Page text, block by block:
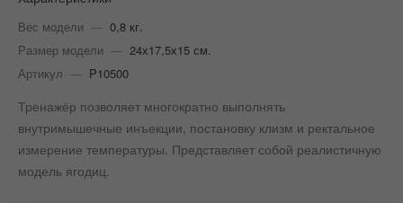
Вес модели — 0,8 кг.
Размер модели — 24х17,5х15 см.
Артикул — P10500
Тренажёр позволяет многократно выполнять
внутримышечные инъекции, постановку клизм и ректальное
измерение температуры. Представляет собой реалистичную
модель ягодиц.